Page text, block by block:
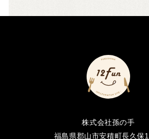
株式会社孫の手
福島県郡山市安積町長久保